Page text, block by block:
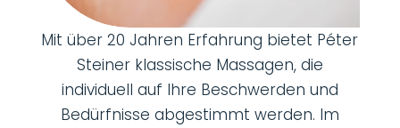
Mit über 20 Jahren Erfahrung bietet Péter
Steiner klassische Massagen, die
individuell auf Ihre Beschwerden und
Bedürfnisse abgestimmt werden. Im